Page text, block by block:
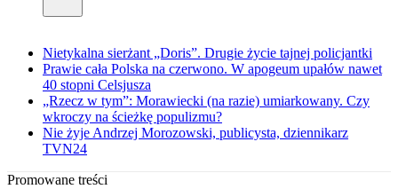
Nietykalna sierżant „Doris”. Drugie życie tajnej policjantki
Prawie cała Polska na czerwono. W apogeum upałów nawet
40 stopni Celsjusza
„Rzecz w tym”: Morawiecki (na razie) umiarkowany. Czy
wkroczy na ścieżkę populizmu?
Nie żyje Andrzej Morozowski, publicysta, dziennikarz
TVN24
Promowane treści